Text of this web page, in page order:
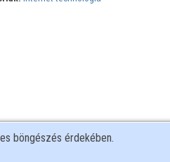
böngészés érdekében.